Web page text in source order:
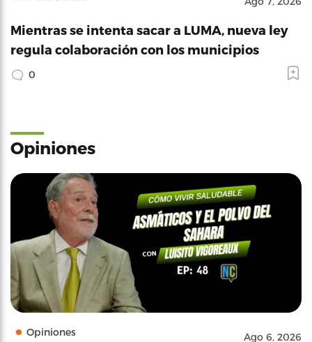
Mientras se intenta sacar a LUMA, nueva ley
regula colaboración con los municipios
0
Opiniones
Opiniones Ago 6, 2026